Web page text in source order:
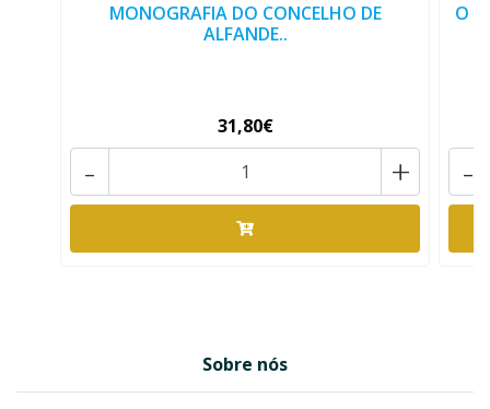
MONOGRAFIA DO CONCELHO DE
ALFANDE..
31,80€
+
-
O
-
Sobre nós